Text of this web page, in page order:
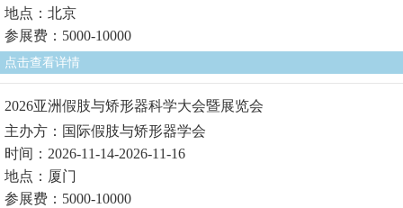
地点：北京
参展费：5000-10000
点击查看详情
2026亚洲假肢与矫形器科学大会暨展览会
主办方：国际假肢与矫形器学会
时间：2026-11-14-2026-11-16
地点：厦门
参展费：5000-10000